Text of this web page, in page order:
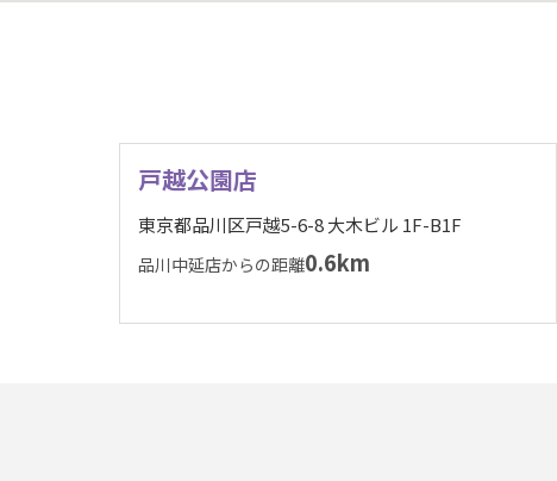
戸越公園店
東京都品川区戸越5-6-8 大木ビル 1F-B1F
品川中延店からの距離0.6km